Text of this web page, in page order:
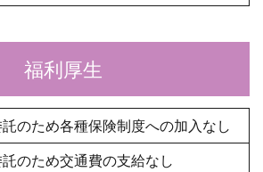
福利厚生
のため各種保険制度への加入なし
のため交通費の支給なし